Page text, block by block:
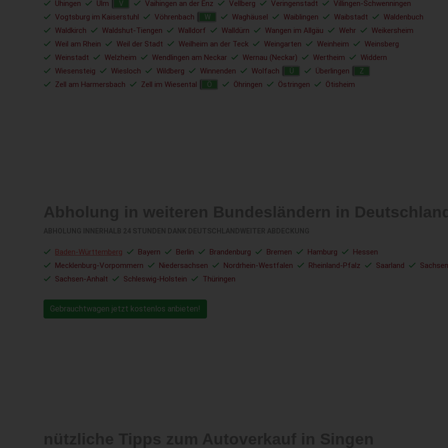
Uhingen Ulm V Vaihingen an der Enz Vellberg Veringenstadt
Villingen-Schwenningen
Vogtsburg im Kaiserstuhl
Vöhrenbach W Waghäusel Waiblingen Waibstadt
Waldenbuch
Waldkirch
Waldshut-Tiengen Walldorf Walldürn Wangen im Allgäu Wehr
Weikersheim
Weil am Rhein
Weil der Stadt Weilheim an der Teck Weingarten Weinheim
Weinsberg
Weinstadt
Welzheim Wendlingen am Neckar Wernau (Neckar) Wertheim
Widdern
Wiesensteig
Wiesloch Wildberg Winnenden Wolfach Ü Überlingen Z
Zell am Harmersbach Zell im Wiesental Ö Öhringen Östringen Ötisheim
Baden-Württemberg Bayern Berlin Brandenburg Bremen Hamburg
Hessen
Mecklenburg-Vorpommern
Niedersachsen Nordrhein-Westfalen Rheinland-Pfalz Saarland
Sachsen
Sachsen-Anhalt
Schleswig-Holstein Thüringen
Gebrauchtwagen jetzt kostenlos anbieten!